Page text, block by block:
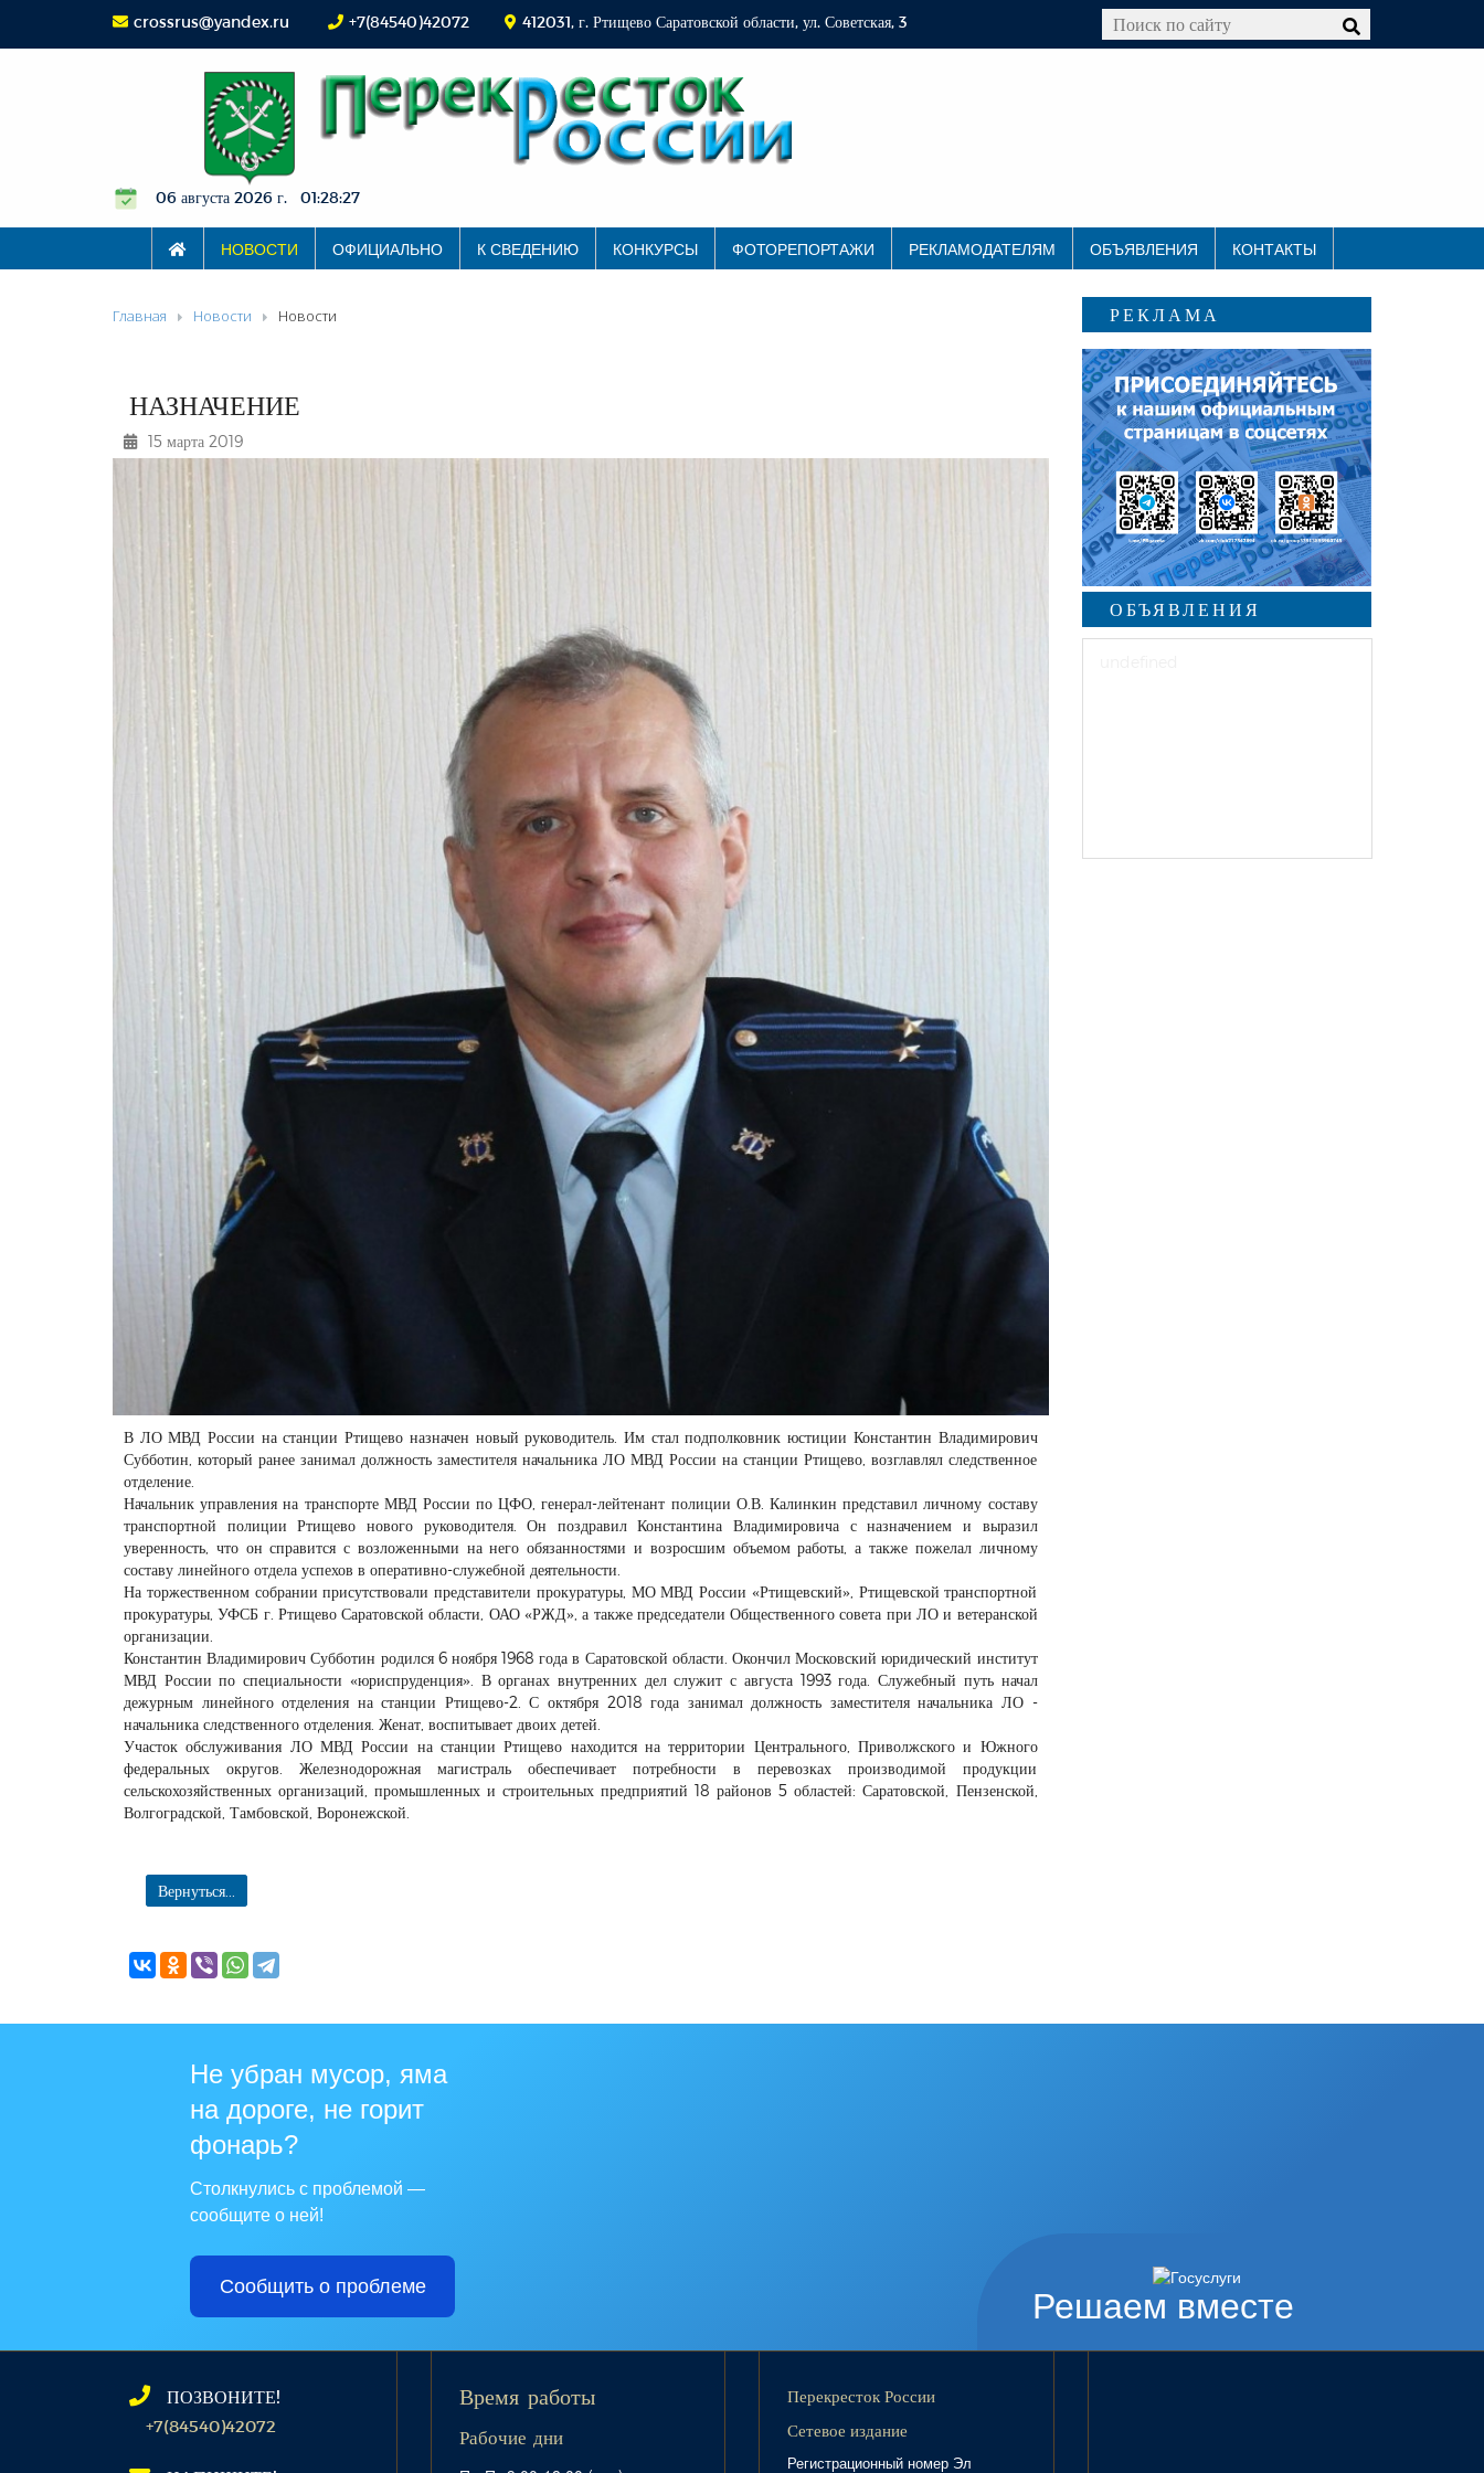
crossrus@yandex.ru +7(84540)42072 412031, г. Ртищево Саратовской области, ул. Советская, 3
06 августа 2026 г. 01:28:28
НОВОСТИ ОФИЦИАЛЬНО К СВЕДЕНИЮ КОНКУРСЫ ФОТОРЕПОРТАЖИ РЕКЛАМОДАТЕЛЯМ ОБЪЯВЛЕНИЯ КОНТАКТЫ
Главная Новости Новости
НАЗНАЧЕНИЕ
15 марта 2019
В ЛО МВД России на станции Ртищево назначен новый руководитель. Им стал подполковник юстиции Константин Владимирович
Субботин, который ранее занимал должность заместителя начальника ЛО МВД России на станции Ртищево, возглавлял следственное
отделение.
Начальник управления на транспорте МВД России по ЦФО, генерал-лейтенант полиции О.В. Калинкин представил личному составу
транспортной полиции Ртищево нового руководителя. Он поздравил Константина Владимировича с назначением и выразил
уверенность, что он справится с возложенными на него обязанностями и возросшим объемом работы, а также пожелал личному
составу линейного отдела успехов в оперативно-служебной деятельности.
На торжественном собрании присутствовали представители прокуратуры, МО МВД России «Ртищевский», Ртищевской транспортной
прокуратуры, УФСБ г. Ртищево Саратовской области, ОАО «РЖД», а также председатели Общественного совета при ЛО и ветеранской
организации.
Константин Владимирович Субботин родился 6 ноября 1968 года в Саратовской области. Окончил Московский юридический институт
МВД России по специальности «юриспруденция». В органах внутренних дел служит с августа 1993 года. Служебный путь начал
дежурным линейного отделения на станции Ртищево-2. С октября 2018 года занимал должность заместителя начальника ЛО -
начальника следственного отделения. Женат, воспитывает двоих детей.
Участок обслуживания ЛО МВД России на станции Ртищево находится на территории Центрального, Приволжского и Южного
федеральных округов. Железнодорожная магистраль обеспечивает потребности в перевозках производимой продукции
сельскохозяйственных организаций, промышленных и строительных предприятий 18 районов 5 областей: Саратовской, Пензенской,
Волгоградской, Тамбовской, Воронежской.
Вернуться...
РЕКЛАМА
ОБЪЯВЛЕНИЯ
Решаем вместе
Не убран мусор, яма
на дороге, не горит
фонарь?
Столкнулись с проблемой —
сообщите о ней!
Сообщить о проблеме
ПОЗВОНИТЕ!
+7(84540)42072
Время работы
Рабочие дни
Перекресток России
Сетевое издание
Регистрационный номер Эл